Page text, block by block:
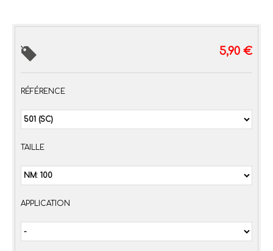
5,90 €
RÉFÉRENCE
TAILLE
APPLICATION